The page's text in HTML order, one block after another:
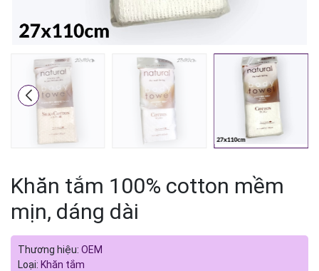
Khăn tắm 100% cotton mềm
mịn, dáng dài
Thương hiệu: OEM
Loại: Khăn tắm